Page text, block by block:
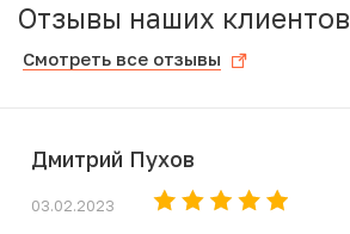
Отзывы наших клиентов
Смотреть все отзывы
Дмитрий Пухов
03.02.2023